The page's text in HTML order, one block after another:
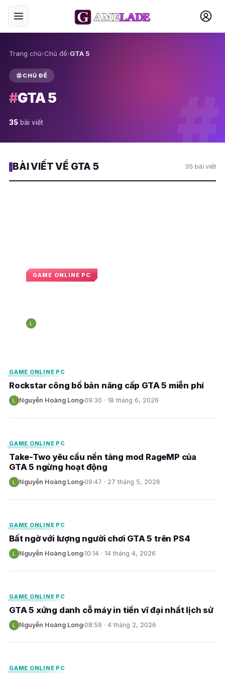
Trang chủ›Chủ đề›GTA 5
CHỦ ĐỀ
#GTA 5
35 bài viết #
BÀI VIẾT VỀ GTA 5 35 bài viết
GAME ONLINE PC
N
GAME ONLINE PC
Rockstar công bố bản nâng cấp GTA 5 miễn phí
N Nguyễn Hoàng Long 09:30 · 18 tháng 6, 2026
GAME ONLINE PC
Take-Two yêu cầu nền tảng mod RageMP của
GTA 5 ngừng hoạt động
N Nguyễn Hoàng Long 09:47 · 27 tháng 5, 2026
GAME ONLINE PC
Bất ngờ với lượng người chơi GTA 5 trên PS4
N Nguyễn Hoàng Long 10:14 · 14 tháng 4, 2026
GAME ONLINE PC
GTA 5 xứng danh cỗ máy in tiền vĩ đại nhất lịch sử
N Nguyễn Hoàng Long 08:59 · 4 tháng 2, 2026
GAME ONLINE PC